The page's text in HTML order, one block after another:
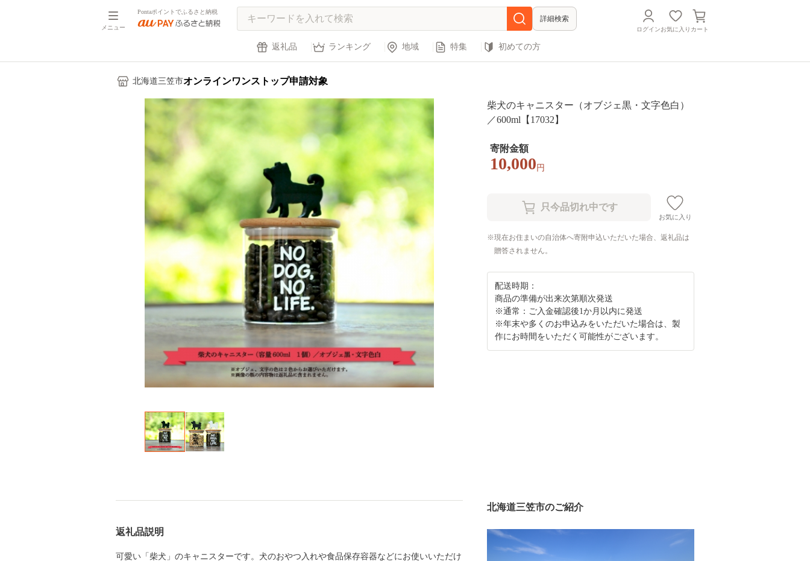
メニュー
Pontaポイントでふるさと納税
詳細検索
ログインお気に入り カート
返礼品 ランキング 地域 特集 初めての方
北海道三笠市オンラインワンストップ申請対象
柴犬のキャニスター（オブジェ黒・文字色白）
／600ml【17032】
寄附金額
10,000 円
お気に入り
現在お住まいの自治体へ寄附申込いただいた場合、返礼品は
贈答されません。
配送時期：
商品の準備が出来次第順次発送
※通常：ご入金確認後1か月以内に発送
※年末や多くのお申込みをいただいた場合は、製
作にお時間をいただく可能性がございます。
返礼品説明
可愛い「柴犬」のキャニスターです。犬のおやつ入れや食品保存容器などにお使いいただけ
北海道三笠市のご紹介